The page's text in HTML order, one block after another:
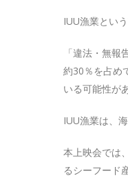
IUU漁業とい
「違法・無
約30％を占め
いる可能性が
IUU漁業は、
本上映会では
るシーフード